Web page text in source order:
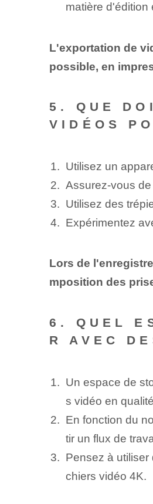
matière d'édition
L'exportation de
possible, en
5. QUE
VIDÉOS
Utilisez un
Assurez-vous
Utilisez des
Expérimentez
Lors de
mposition des
6. QUEL
R AVEC
Un espace de
s vidéo en
En fonction du
tir un flux de
Pensez à
chiers vidéo 4K.